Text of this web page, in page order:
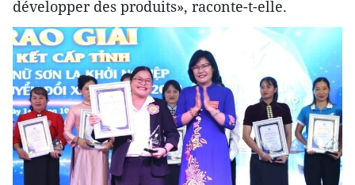
développer des produits», raconte-t-elle.